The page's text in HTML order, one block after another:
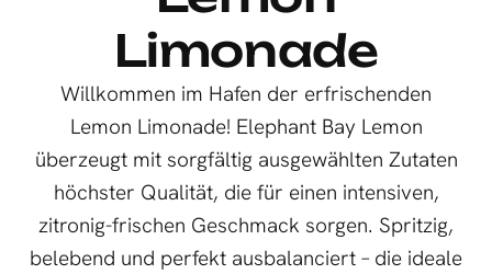
Limonade
Willkommen im Hafen der erfrischenden
Lemon Limonade! Elephant Bay Lemon
überzeugt mit sorgfältig ausgewählten Zutaten
höchster Qualität, die für einen intensiven,
zitronig-frischen Geschmack sorgen. Spritzig,
belebend und perfekt ausbalanciert – die ideale